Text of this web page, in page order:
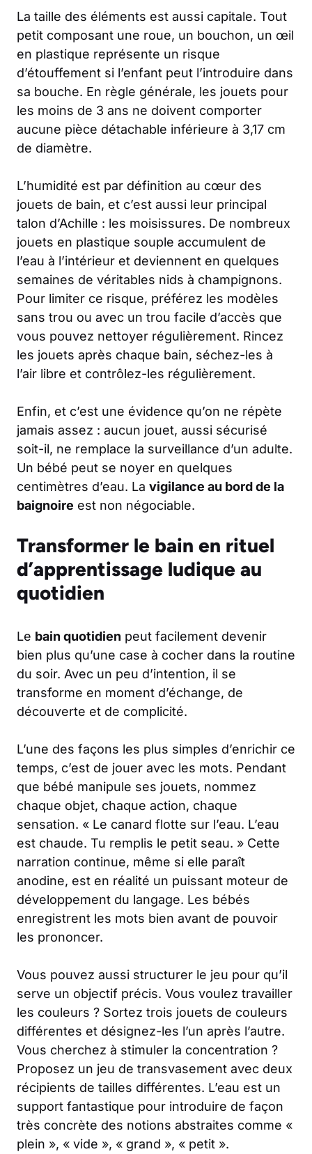
La taille des éléments est aussi capitale. Tout
petit composant une roue, un bouchon, un œil
en plastique représente un risque
d’étouffement si l’enfant peut l’introduire dans
sa bouche. En règle générale, les jouets pour
les moins de 3 ans ne doivent comporter
aucune pièce détachable inférieure à 3,17 cm
de diamètre.
L’humidité est par définition au cœur des
jouets de bain, et c’est aussi leur principal
talon d’Achille : les moisissures. De nombreux
jouets en plastique souple accumulent de
l’eau à l’intérieur et deviennent en quelques
semaines de véritables nids à champignons.
Pour limiter ce risque, préférez les modèles
sans trou ou avec un trou facile d’accès que
vous pouvez nettoyer régulièrement. Rincez
les jouets après chaque bain, séchez-les à
l’air libre et contrôlez-les régulièrement.
Enfin, et c’est une évidence qu’on ne répète
jamais assez : aucun jouet, aussi sécurisé
soit-il, ne remplace la surveillance d’un adulte.
Un bébé peut se noyer en quelques
centimètres d’eau. La vigilance au bord de la
baignoire est non négociable.
Transformer le bain en rituel
d’apprentissage ludique au
quotidien
Le bain quotidien peut facilement devenir
bien plus qu’une case à cocher dans la routine
du soir. Avec un peu d’intention, il se
transforme en moment d’échange, de
découverte et de complicité.
L’une des façons les plus simples d’enrichir ce
temps, c’est de jouer avec les mots. Pendant
que bébé manipule ses jouets, nommez
chaque objet, chaque action, chaque
sensation. « Le canard flotte sur l’eau. L’eau
est chaude. Tu remplis le petit seau. » Cette
narration continue, même si elle paraît
anodine, est en réalité un puissant moteur de
développement du langage. Les bébés
enregistrent les mots bien avant de pouvoir
les prononcer.
Vous pouvez aussi structurer le jeu pour qu’il
serve un objectif précis. Vous voulez travailler
les couleurs ? Sortez trois jouets de couleurs
différentes et désignez-les l’un après l’autre.
Vous cherchez à stimuler la concentration ?
Proposez un jeu de transvasement avec deux
récipients de tailles différentes. L’eau est un
support fantastique pour introduire de façon
très concrète des notions abstraites comme «
plein », « vide », « grand », « petit ».